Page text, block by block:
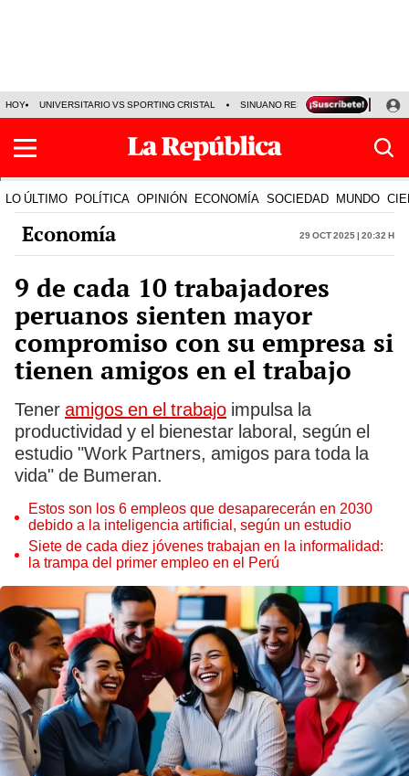
HOY UNIVERSITARIO VS SPORTING CRISTAL SINUANO RESULTADOS HOY
LO ÚLTIMO POLÍTICA OPINIÓN ECONOMÍA SOCIEDAD MUNDO
Economía 29 Oct 2025 | 20:32 h
9 de cada 10 trabajadores
peruanos sienten mayor
compromiso con su empresa si
tienen amigos en el trabajo
Tener amigos en el trabajo impulsa la
productividad y el bienestar laboral, según el
estudio "Work Partners, amigos para toda la
vida" de Bumeran.
Estos son los 6 empleos que desaparecerán en 2030
debido a la inteligencia artificial, según un estudio
Siete de cada diez jóvenes trabajan en la informalidad:
la trampa del primer empleo en el Perú